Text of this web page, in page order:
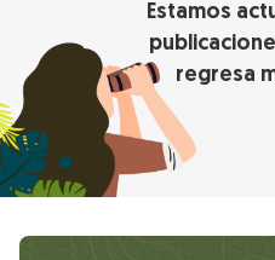
Estamos
regresa